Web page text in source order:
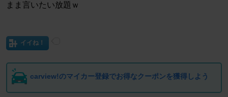
まま言いたい放題ｗ
イイね！
carview!のマイカー登録でお得なクーポンを獲得しよう